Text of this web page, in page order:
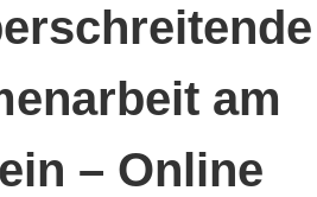
am
– Online